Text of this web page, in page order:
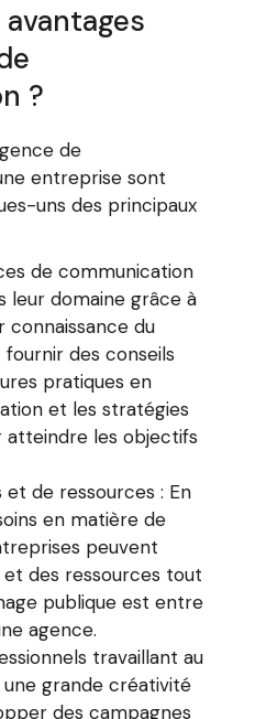
?
de
entreprise sont
uns des principaux
de communication
leur domaine grâce à
connaissance du
des conseils
pratiques en
et les stratégies
atteindre les objectifs
de ressources : En
en matière de
peuvent
des ressources tout
publique est entre
agence.
travaillant au
une grande créativité
des campagnes